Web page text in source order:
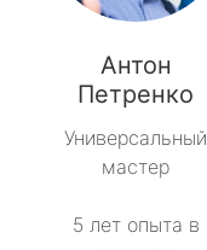
Антон
Петренко
Универсальный
мастер
5 лет опыта в